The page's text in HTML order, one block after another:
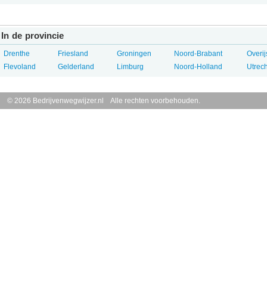
In de provincie
Drenthe
Flevoland
Friesland
Gelderland
Groningen
Limburg
Noord-Brabant
Noord-Holland
© 2026 Bedrijvenwegwijzer.nl Alle rechten voorbehouden.